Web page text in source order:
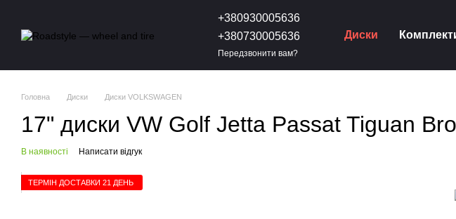
+380930005636
+380730005636
Передзвонити вам?
Диски
Головна Диски Диски VOLKSWAGEN
17" диски VW Golf Jetta Passat Tiguan
В наявності Написати відгук
ТЕРМІН ДОСТАВКИ 21 ДЕНЬ